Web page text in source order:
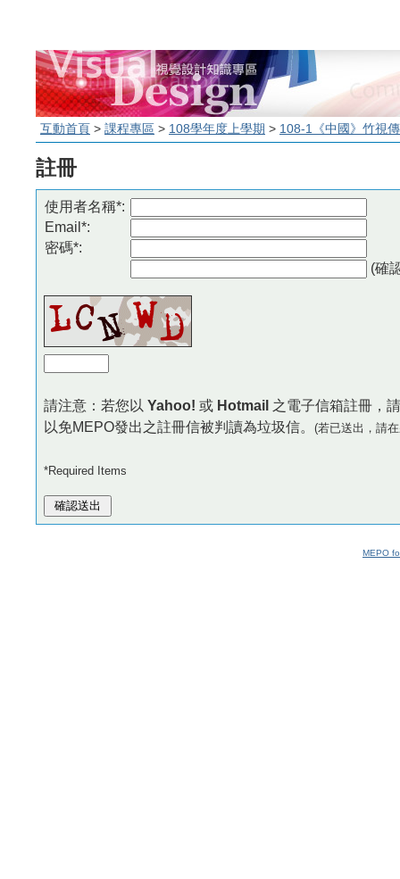
互動首頁 > 課程專區 > 108學年度上學期 > 108-1《中國》竹視
註冊
使用者名稱*:
Email*:
密碼*:
(確
請注意：若您以 Yahoo! 或 Hotmail 之電子信箱註冊，
以免MEPO發出之註冊信被判讀為垃圾信。 (若已送出，請
*Required Items
MEPO